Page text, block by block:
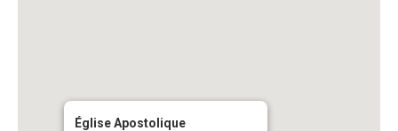
Église Apostolique